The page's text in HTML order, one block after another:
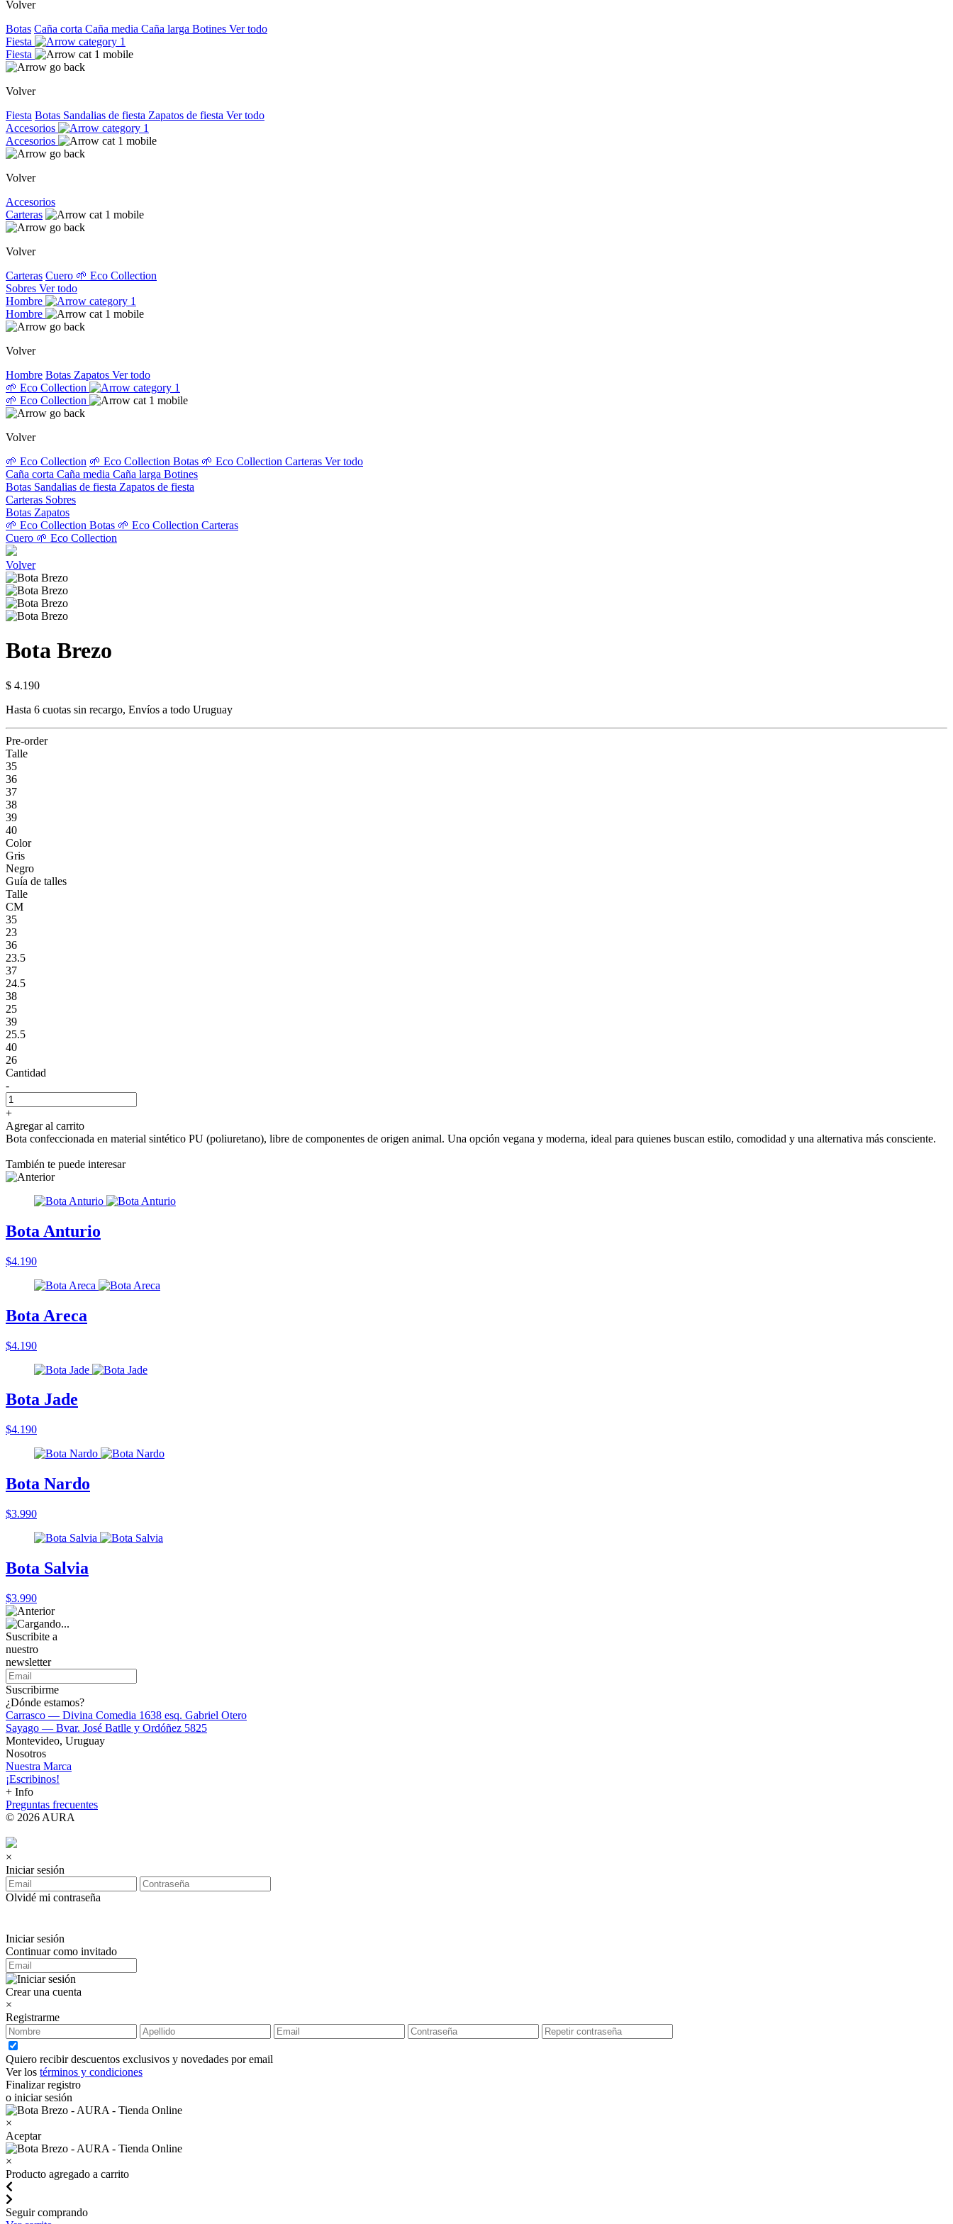
Volver
Botas Caña corta Caña media Caña larga Botines Ver todo
Fiesta
Fiesta
Volver
Fiesta Botas Sandalias de fiesta Zapatos de fiesta Ver todo
Accesorios
Accesorios
Volver
Accesorios
Carteras
Volver
Carteras Cuero 🌱 Eco Collection
Sobres Ver todo
Hombre
Hombre
Volver
Hombre Botas Zapatos Ver todo
🌱 Eco Collection
🌱 Eco Collection
Volver
🌱 Eco Collection 🌱 Eco Collection Botas 🌱 Eco Collection Carteras Ver todo
Caña corta Caña media Caña larga Botines
Botas Sandalias de fiesta Zapatos de fiesta
Carteras Sobres
Botas Zapatos
🌱 Eco Collection Botas 🌱 Eco Collection Carteras
Cuero 🌱 Eco Collection
Volver
Bota Brezo
$ 4.190
Hasta 6 cuotas sin recargo, Envíos a todo Uruguay
Pre-order
Talle
35
36
37
38
39
40
Color
Gris
Negro
Guía de talles
Talle
CM
35
23
36
23.5
37
24.5
38
25
39
25.5
40
26
Cantidad
-
+
Agregar al carrito
Bota confeccionada en material sintético PU (poliuretano), libre de componentes de origen animal. Una opción vegana y moderna, ideal para quienes buscan estilo, comodidad y una alternativa más consciente.
También te puede interesar
Bota Anturio
$4.190
Bota Areca
$4.190
Bota Jade
$4.190
Bota Nardo
$3.990
Bota Salvia
$3.990
Suscribite a
nuestro
newsletter
Suscribirme
¿Dónde estamos?
Carrasco — Divina Comedia 1638 esq. Gabriel Otero
Sayago — Bvar. José Batlle y Ordóñez 5825
Montevideo, Uruguay
Nosotros
Nuestra Marca
¡Escribinos!
+ Info
Preguntas frecuentes
© 2026 AURA
×
Iniciar sesión
Olvidé mi contraseña
Iniciar sesión
Continuar como invitado
Crear una cuenta
×
Registrarme
Quiero recibir descuentos exclusivos y novedades por email
Ver los términos y condiciones
Finalizar registro
o iniciar sesión
×
Aceptar
×
Producto agregado a carrito
Seguir comprando